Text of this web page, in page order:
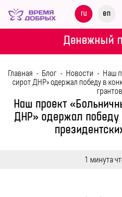
ru en
Меню
НАШИ
ПРОГРАММЫ
Денежный
Главная - Блог - Новости - Наш
сирот ДНР» одержал победу в
Наш проект
ДНР» одержал победу
1 минута